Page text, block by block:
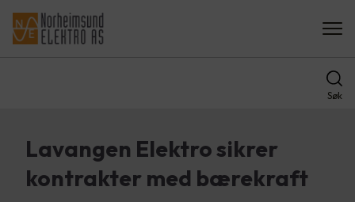
Søk
Lavangen Elektro sikrer
kontrakter med bærekraft